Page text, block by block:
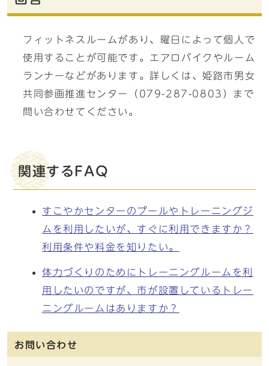
フィットネスルームがあり、曜日によって個人で
使用することが可能です。エアロバイクやルーム
ランナーなどがあります。詳しくは、姫路市男女
共同参画推進センター（079-287-0803）まで
問い合わせてください。
関連するFAQ
すこやかセンターのプールやトレーニングジ
ムを利用したいが、すぐに利用できますか？
利用条件や料金を知りたい。
体力づくりのためにトレーニングルームを利
用したいのですが、市が設置しているトレー
ニングルームはありますか？
お問い合わせ